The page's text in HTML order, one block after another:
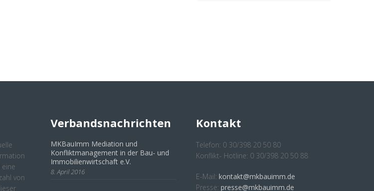
von
Verbandsnachrichten
MKBauImm Mediation und
Konfliktmanagement in der Bau- und
Immobilienwirtschaft e.V.
8. April 2016
Kontakt
Telefon: 0 30/398 20 50 80
Konflikt- Hotline: 0 30/398 20 50 88
E-Mail: kontakt@mkbauimm.de
Presse: presse@mkbauimm.de